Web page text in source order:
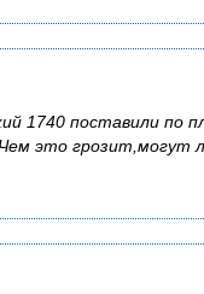
1740 поставили по
это грозит,могут